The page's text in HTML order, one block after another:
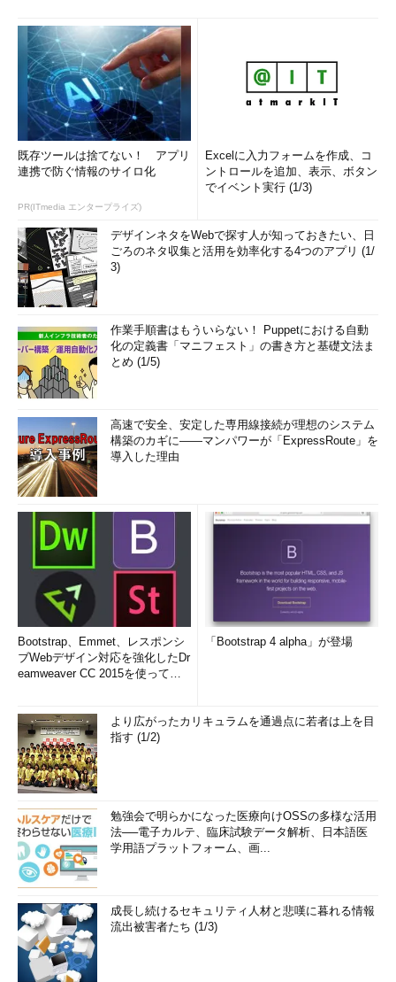
既存ツールは捨てない！ アプリ
連携で防ぐ情報のサイロ化
PR(ITmedia エンタープライズ)
Excelに入力フォームを作成、コ
ントロールを追加、表示、ボタン
でイベント実行 (1/3)
デザインネタをWebで探す人が知っておきたい、日
ごろのネタ収集と活用を効率化する4つのアプリ (1/
3)
作業手順書はもういらない！ Puppetにおける自動
化の定義書「マニフェスト」の書き方と基礎文法ま
とめ (1/5)
高速で安全、安定した専用線接続が理想のシステム
構築のカギに――マンパワーが「ExpressRoute」を
導入した理由
Bootstrap、Emmet、レスポンシ
ブWebデザイン対応を強化したDr
eamweaver CC 2015を使って
「Bootstrap 4 alpha」が登場
より広がったカリキュラムを通過点に若者は上を目
指す (1/2)
勉強会で明らかになった医療向けOSSの多様な活用
法──電子カルテ、臨床試験データ解析、日本語医
学用語プラットフォーム、画...
成長し続けるセキュリティ人材と悲嘆に暮れる情報
流出被害者たち (1/3)